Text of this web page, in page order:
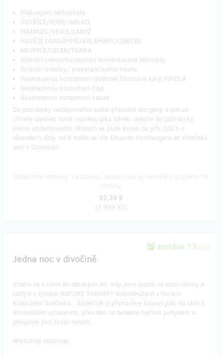
Překvapení šéfkuchaře
ÚSTŘICE/KIWI/JABLKO
MAZANEC/VEJCE/LANÝŽ
HOVĚZÍ CONSOMMÉ/KALÁMÁRY/LIBEČEK
KRUPICE/CELER/TONKA
Sklenici crémantu/domácí fermentované limonády
Sklenici mimózy/ pomerančového freshe
Neomezenou konzumaci výběrové filtrované kávy PIKOLA
Neomezenou konzumaci čaje
Neomezenou konzumaci kakaa
Do poznámky nezapomeňte uvést případné alergeny a pokud
chcete darovat tuhle odměnu jako dárek, uveďte do poznámky
jméno obdarovaného. Brunch se bude konat na jaře 2021 o
víkendech vždy od 9 hodin ve vile Eduarda Hamburgera ve Vídeňské
ulici v Olomouci.
82,38 €
(1 999 Kč)
zostáva 13 z 20
Jedna noc v divočině
Vraťte se s námi do dětských let, kdy jsme jezdili na letní tábory a
zažíjte s týmem NATURE THERAPY dobrodružství v horách
Kralického Sněžníku. Společně si připravíme luxusní jídlo na ohni s
minimálním vybavením, přes den se budeme hýčkat pohybem a
přespíme pod širým nebem.
Workshop obsahuje: